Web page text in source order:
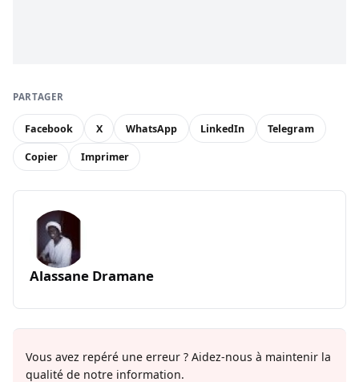
PARTAGER
Facebook X WhatsApp LinkedIn Telegram
Copier Imprimer
Alassane Dramane
Vous avez repéré une erreur ? Aidez-nous à maintenir la
qualité de notre information.